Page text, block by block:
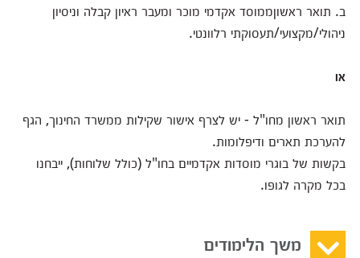
ב. תואר ראשוןממוסד אקדמי מוכר ומעבר ראיון קבלה וניסיון
ניהולי/מקצועי/תעסוקתי רלוונטי.
או
תואר ראשון מחו"ל - יש לצרף אישור שקילות ממשרד החינוך, הגף
להערכת תארים ודיפלומות.
בקשות של בוגרי מוסדות אקדמיים בחו"ל (כולל שלוחות), ייבחנו
בכל מקרה לגופו.
משך הלימודים